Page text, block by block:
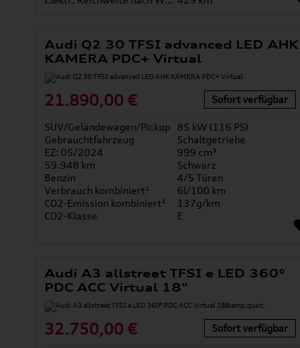
Audi Q2 30 TFSI advanced LED AHK
KAMERA PDC+ Virtual
21.890,00 € Sofort verfügbar
SUV/Geländewagen/Pickup
85 kW (116 PS)
Gebrauchtfahrzeug
Schaltgetriebe
EZ: 05/2024
999 cm³
59.948 km
Schwarz
Benzin
4/5 Türen
Verbrauch kombiniert¹
6l/100 km
CO2-Emission kombiniert¹
137g/km
CO2-Klasse
E
Audi A3 allstreet TFSI e LED 360°
PDC ACC Virtual 18"
32.750,00 € Sofort verfügbar